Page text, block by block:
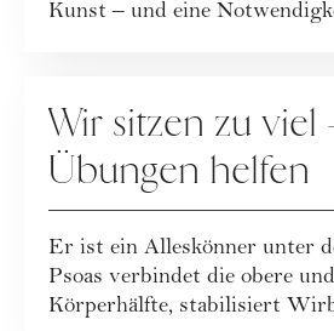
Kunst – und eine
Wir sitzen zu viel
Übungen helfen
Er ist ein Alleskönner unter
Psoas verbindet die obere
Körperhälfte, stabilisiert